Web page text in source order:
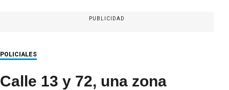
PUBLICIDAD
POLICIALES
Calle 13 y 72, una zona